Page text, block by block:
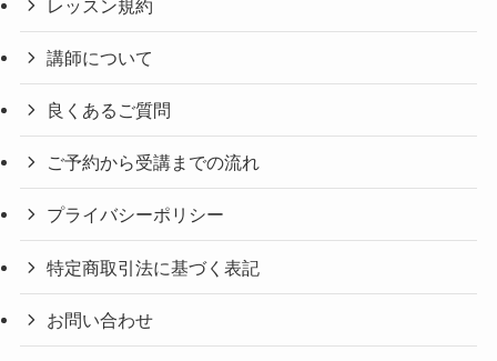
レッスン規約
講師について
良くあるご質問
ご予約から受講までの流れ
プライバシーポリシー
特定商取引法に基づく表記
お問い合わせ